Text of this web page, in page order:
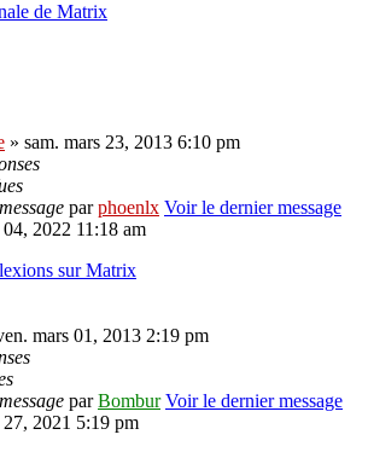
de Matrix
» sam. mars 23, 2013 6:10 pm
parphoenlx Voir le dernier message
2022 11:18 am
sur Matrix
mars 01, 2013 2:19 pm
parBombur Voir le dernier message
2021 5:19 pm